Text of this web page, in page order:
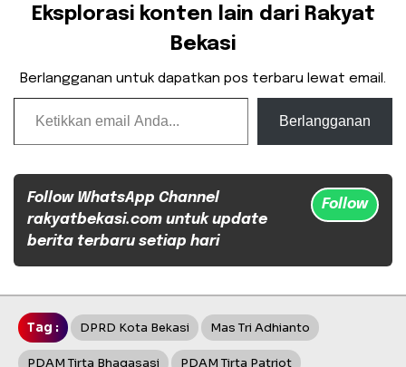
Eksplorasi konten lain dari Rakyat
Bekasi
Berlangganan untuk dapatkan pos terbaru lewat email.
Ketikkan email Anda...
Berlangganan
Follow WhatsApp Channel
rakyatbekasi.com untuk update
berita terbaru setiap hari
Follow
Tag : DPRD Kota Bekasi Mas Tri Adhianto
PDAM Tirta Bhagasasi PDAM Tirta Patriot